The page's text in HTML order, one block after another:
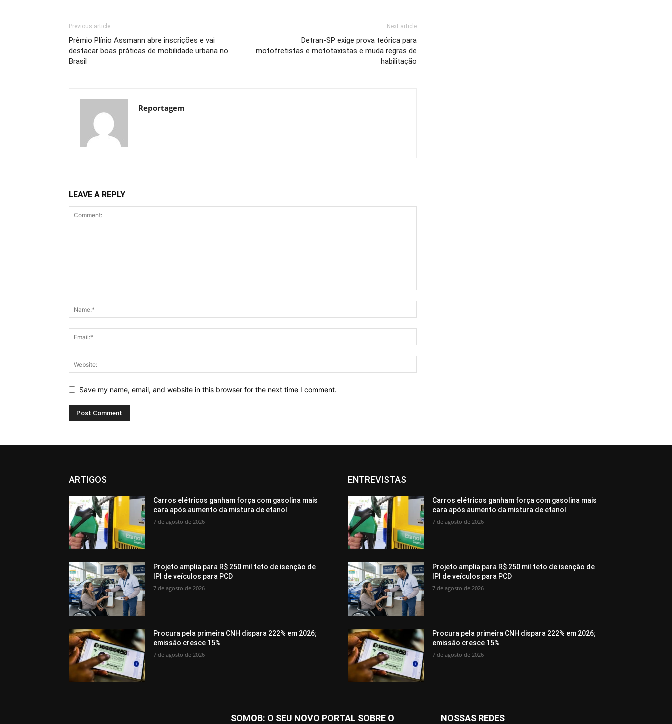
Previous article
Prêmio Plínio Assmann abre inscrições e vai
destacar boas práticas de mobilidade urbana no
Brasil
Next article
Detran-SP exige prova teórica para
motofretistas e mototaxistas e muda regras de
habilitação
Reportagem
LEAVE A REPLY
Save my name, email, and website in this browser for the next time I comment.
ARTIGOS
Carros elétricos ganham força com gasolina mais
cara após aumento da mistura de etanol
7 de agosto de 2026
Projeto amplia para R$ 250 mil teto de isenção de
IPI de veículos para PCD
7 de agosto de 2026
Procura pela primeira CNH dispara 222% em 2026;
emissão cresce 15%
7 de agosto de 2026
ENTREVISTAS
Carros elétricos ganham força com gasolina mais
cara após aumento da mistura de etanol
7 de agosto de 2026
Projeto amplia para R$ 250 mil teto de isenção de
IPI de veículos para PCD
7 de agosto de 2026
Procura pela primeira CNH dispara 222% em 2026;
emissão cresce 15%
7 de agosto de 2026
SOMOB: O SEU NOVO PORTAL SOBRE O
NOSSAS REDES